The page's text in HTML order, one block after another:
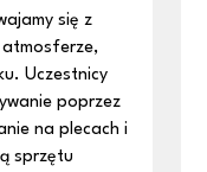
się z
atmosferze,
Uczestnicy
poprzez
na plecach i
sprzętu